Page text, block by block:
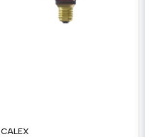
CALEX